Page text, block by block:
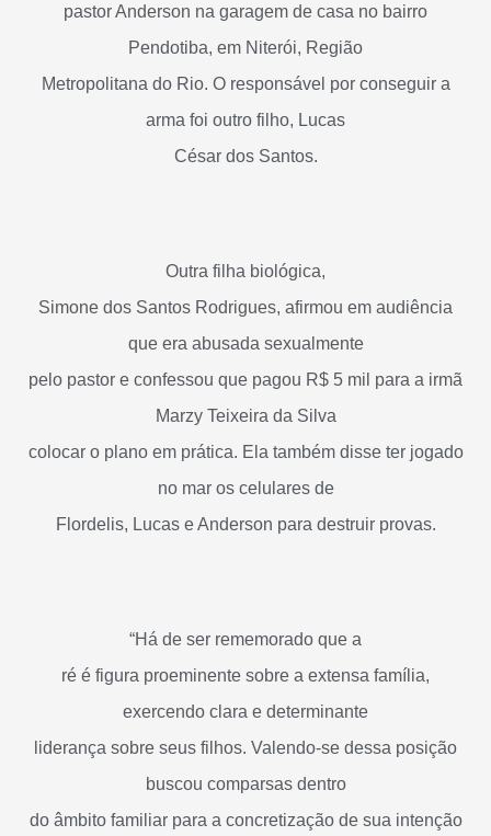
pastor Anderson na garagem de casa no bairro
Pendotiba, em Niterói, Região
Metropolitana do Rio. O responsável por conseguir a
arma foi outro filho, Lucas
César dos Santos.
Outra filha biológica,
Simone dos Santos Rodrigues, afirmou em audiência
que era abusada sexualmente
pelo pastor e confessou que pagou R$ 5 mil para a irmã
Marzy Teixeira da Silva
colocar o plano em prática. Ela também disse ter jogado
no mar os celulares de
Flordelis, Lucas e Anderson para destruir provas.
“Há de ser rememorado que a
ré é figura proeminente sobre a extensa família,
exercendo clara e determinante
liderança sobre seus filhos. Valendo-se dessa posição
buscou comparsas dentro
do âmbito familiar para a concretização de sua intenção